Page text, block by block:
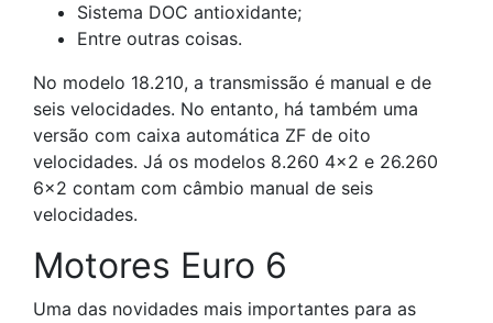
Sistema DOC antioxidante;
Entre outras coisas.
No modelo 18.210, a transmissão é manual e de
seis velocidades. No entanto, há também uma
versão com caixa automática ZF de oito
velocidades. Já os modelos 8.260 4×2 e 26.260
6×2 contam com câmbio manual de seis
velocidades.
Motores Euro 6
Uma das novidades mais importantes para as